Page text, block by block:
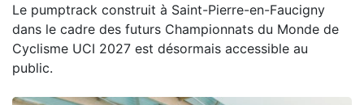
Le pumptrack construit à Saint-Pierre-en-Faucigny
dans le cadre des futurs Championnats du Monde de
Cyclisme UCI 2027 est désormais accessible au
public.